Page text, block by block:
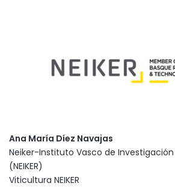
Ana María Díez Navajas
Neiker-Instituto Vasco de Investigación
(NEIKER)
Viticultura NEIKER